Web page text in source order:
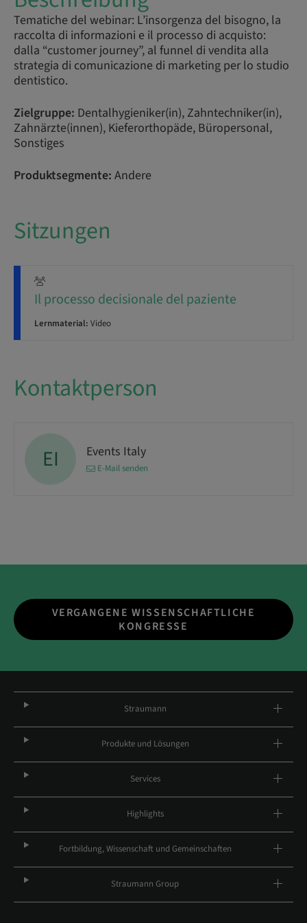
Tematiche del webinar: L’insorgenza del bisogno, la
raccolta di informazioni e il processo di acquisto:
dalla “customer journey”, al funnel di vendita alla
strategia di comunicazione di marketing per lo studio
dentistico.
Zielgruppe: Dentalhygieniker(in), Zahntechniker(in),
Zahnärzte(innen), Kieferorthopäde, Büropersonal,
Sonstiges
Produktsegmente: Andere
Sitzungen
Il processo decisionale del paziente
Lernmaterial: Video
Kontaktperson
EI Events Italy
E-Mail senden
VERGANGENE WISSENSCHAFTLICHE
KONGRESSE
Straumann
Produkte und Lösungen
Services
Highlights
Fortbildung, Wissenschaft und Gemeinschaften
Straumann Group